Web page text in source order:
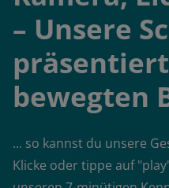
– Unsere
bewegten
... so kannst du unsere
Klicke oder tippe auf